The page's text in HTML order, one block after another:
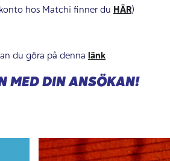
hos Matchi finner du HÄR)
du göra på denna länk
MED DIN ANSÖKAN!